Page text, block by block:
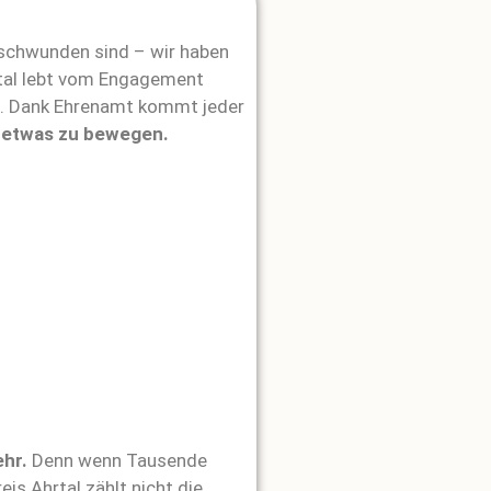
sind – wir haben
lebt vom Engagement
Dank Ehrenamt kommt jeder
zu bewegen.
Denn wenn Tausende